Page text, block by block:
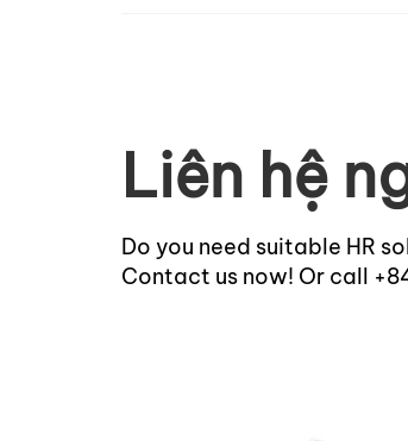
Liên hệ
Do you need suitable HR
Contact us now! Or call